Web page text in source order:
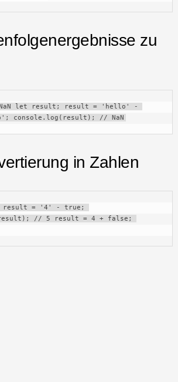
zu
let result; result = 'hello' -
console.log(result); // NaN
in Zahlen
result = '4' - true;
// 5 result = 4 + false;